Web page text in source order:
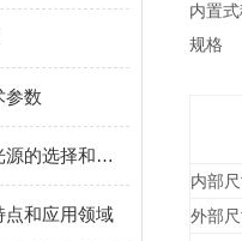
参数
光伏组件紫外老化试验箱光源的选择和用途
点和应用领域
内置
规格
内部
外部